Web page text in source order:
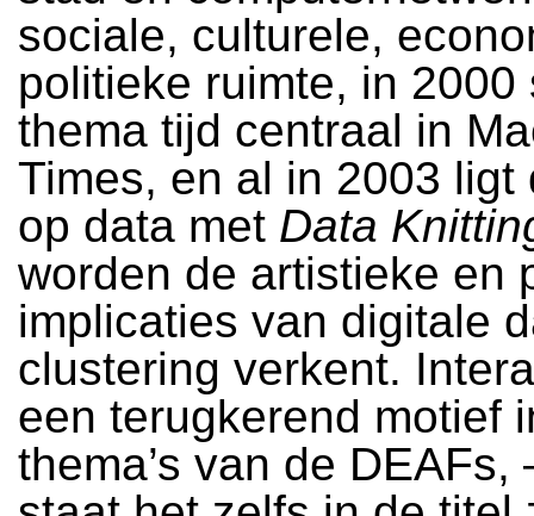
sociale, culturele,
politieke ruimte, in 2000
thema tijd centraal in
Times, en al in 2003 ligt
op data met Data
worden de artistieke en
implicaties van digitale
clustering verkent.
een terugkerend motief
thema’s van de DEAFs,